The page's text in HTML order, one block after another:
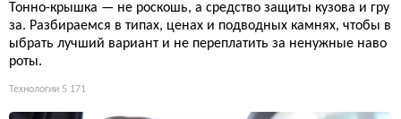
Тонно-крышка — не роскошь, а средство защиты кузова и гру
за. Разбираемся в типах, ценах и подводных камнях, чтобы в
ыбрать лучший вариант и не переплатить за ненужные наво
роты.
Технологии 5 171